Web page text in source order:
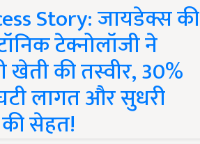
Story: जायडेक्स की
टेक्नोलॉजी ने
खेती की तस्वीर, 30%
लागत और सुधरी
की सेहत!